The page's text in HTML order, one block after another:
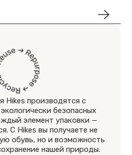
Hikes производятся с
безопасных
элемент упаковки —
С Hikes вы получаете не
обувь, но и возможность
нашей природы.